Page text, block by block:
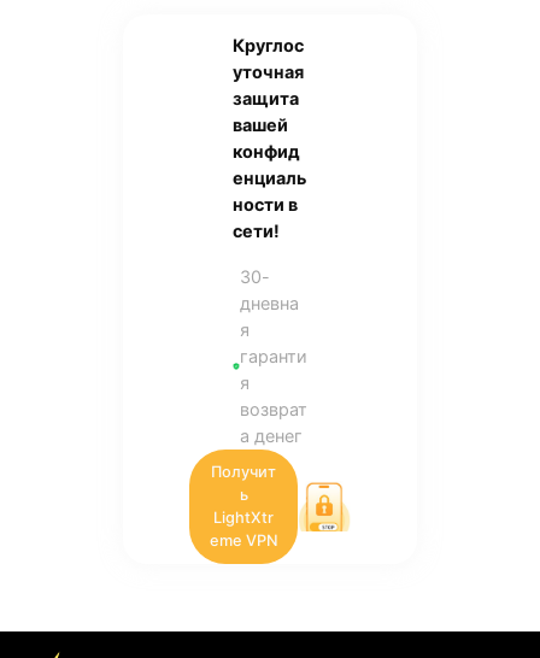
Круглос
уточная
защита
вашей
конфид
енциаль
ности в
сети!
30-
дневна
я
гаранти
я
возврат
а денег
Получит
ь
LightXtr
eme VPN